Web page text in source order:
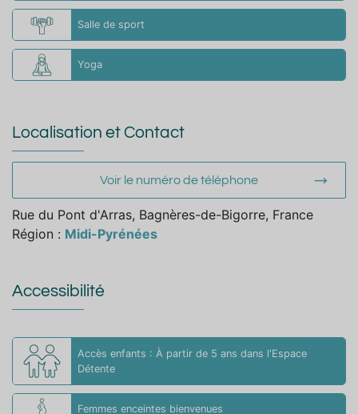
Salle de sport
Yoga
Localisation et Contact
Voir le numéro de téléphone
Rue du Pont d'Arras, Bagnères-de-Bigorre, France
Région : Midi-Pyrénées
Accessibilité
Accès enfants : À partir de 5 ans dans l'Espace
Détente
Femmes enceintes bienvenues